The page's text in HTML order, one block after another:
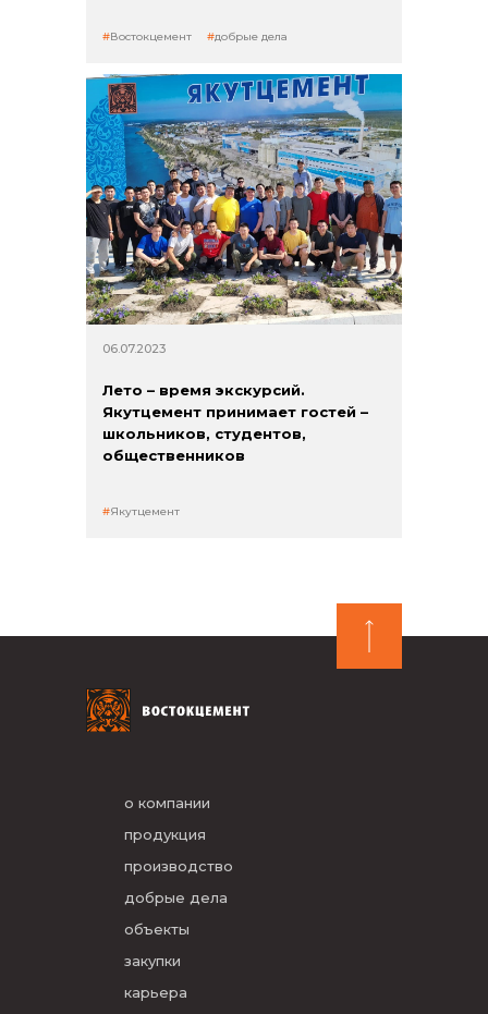
Востокцемент добрые дела
06.07.2023
Лето – время экскурсий.
Якутцемент принимает гостей –
школьников, студентов,
общественников
Якутцемент
о компании
продукция
производство
добрые дела
объекты
закупки
карьера